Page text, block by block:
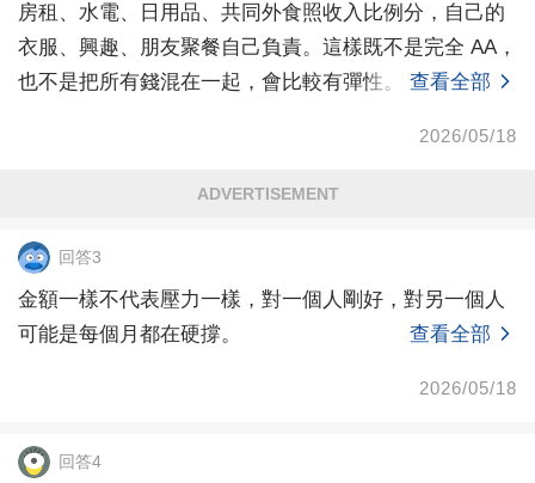
房租、水電、日用品、共同外食照收入比例分，自己的
衣服、興趣、朋友聚餐自己負責。這樣既不是完全 AA，
也不是把所有錢混在一起，會比較有彈性。
查看全部
2026/05/18
ADVERTISEMENT
回答3
金額一樣不代表壓力一樣，對一個人剛好，對另一個人
可能是每個月都在硬撐。
查看全部
2026/05/18
回答4